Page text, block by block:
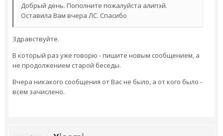
Добрый день. Пополните пожалуйста алипэй.
Оставила Вам вчера ЛС. Спасибо
Здравствуйте.
В который раз уже говорю - пишите новым сообщением, а
не продолжением старой беседы.
Вчера никакого сообщения от Вас не было, а от кого было -
всем зачислено.